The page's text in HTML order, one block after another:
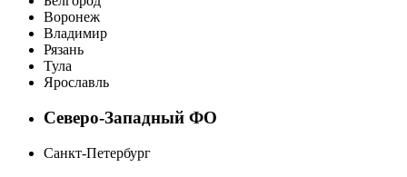
Воронеж
Владимир
Рязань
Тула
Ярославль
Северо-Западный ФО
Санкт-Петербург